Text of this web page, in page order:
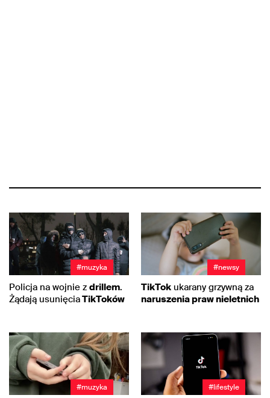
#muzyka
Policja na wojnie z drillem.
Żądają usunięciaTikToków
#newsy
TikTok ukarany grzywną za
naruszenia praw nieletnich
#muzyka #lifestyle